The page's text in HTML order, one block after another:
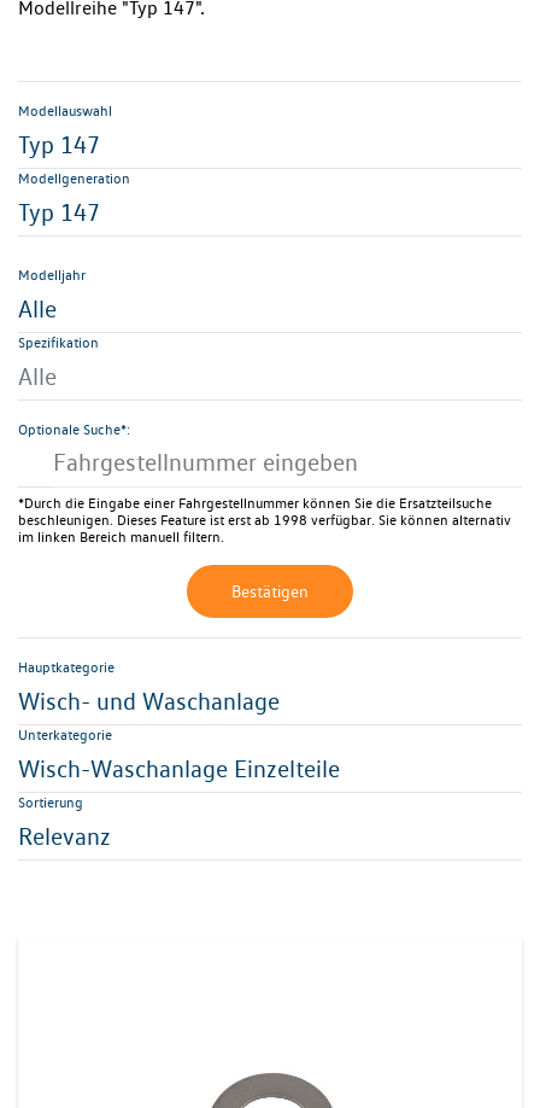
Modellreihe "Typ 147".
Modellauswahl
Typ 147
Modellgeneration
Typ 147
Modelljahr
Alle
Spezifikation
Alle
Optionale Suche*:
*Durch die Eingabe einer Fahrgestellnummer können Sie die Ersatzteilsuche
beschleunigen. Dieses Feature ist erst ab 1998 verfügbar. Sie können alternativ
im linken Bereich manuell filtern.
Bestätigen
Hauptkategorie
Wisch- und Waschanlage
Unterkategorie
Wisch-Waschanlage Einzelteile
Sortierung
Relevanz